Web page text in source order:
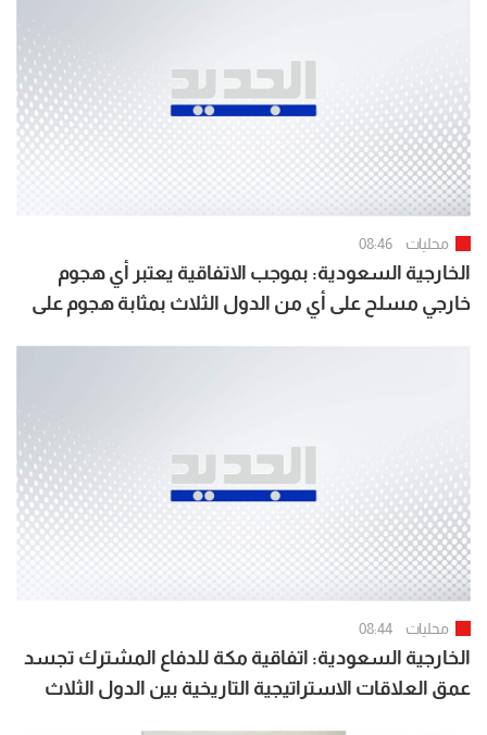
محليات 08:46
الخارجية السعودية: بموجب الاتفاقية يعتبر أي هجوم
خارجي مسلح على أي من الدول الثلاث بمثابة هجوم على
محليات 08:44
الخارجية السعودية: اتفاقية مكة للدفاع المشترك تجسد
عمق العلاقات الاستراتيجية التاريخية بين الدول الثلاث